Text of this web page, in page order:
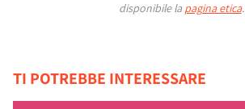
disponibile la pagina etica.
TI POTREBBE INTERESSARE